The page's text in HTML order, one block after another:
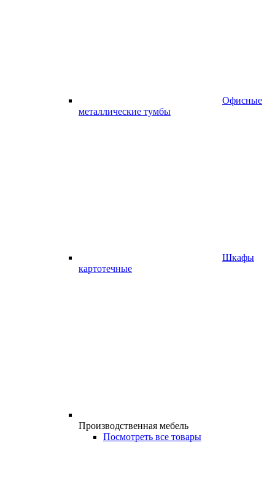
Офисные
металлические тумбы
Шкафы
картотечные
Производственная мебель
Посмотреть все товары